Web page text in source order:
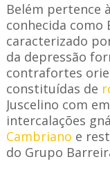
Belém pertence
conhecida como
caracterizado
da depressão
contrafortes
constituídas de
Juscelino com
intercalações
Cambriano e
do Grupo